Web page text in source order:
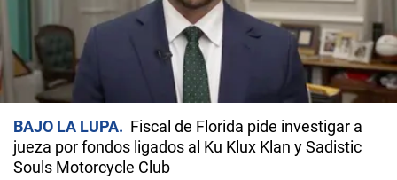
BAJO LA LUPA
Fiscal de Florida pide investigar a
jueza por fondos ligados al Ku Klux Klan y Sadistic
Souls Motorcycle Club